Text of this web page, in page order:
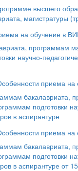
высшего
магистратуры
на обучение в
программам
научно-
приема
бакалавриата,
подготовки
в аспирантуре
приема
бакалавриата,
подготовки
в аспирантуре от